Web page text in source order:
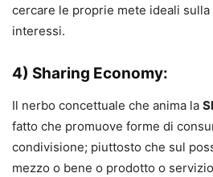
cercare le proprie mete ideali
interessi.
4) Sharing Economy:
Il nerbo concettuale che anima la
fatto che promuove forme di
condivisione; piuttosto che sul
mezzo o bene o prodotto o